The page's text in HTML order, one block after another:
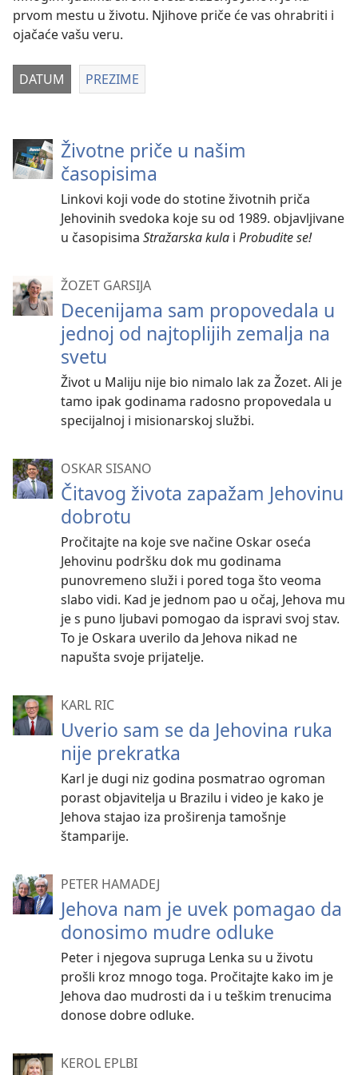
prvom mestu u životu. Njihove priče će vas ohrabriti i
ojačaće vašu veru.
DATUM PREZIME
Životne priče u našim
časopisima
Linkovi koji vode do stotine životnih priča
Jehovinih svedoka koje su od 1989. objavljivane
u časopisima Stražarska kula i Probudite se!
ŽOZET GARSIJA
Decenijama sam propovedala u
jednoj od najtoplijih zemalja na
svetu
Život u Maliju nije bio nimalo lak za Žozet. Ali je
tamo ipak godinama radosno propovedala u
specijalnoj i misionarskoj službi.
OSKAR SISANO
Čitavog života zapažam Jehovinu
dobrotu
Pročitajte na koje sve načine Oskar oseća
Jehovinu podršku dok mu godinama
punovremeno služi i pored toga što veoma
slabo vidi. Kad je jednom pao u očaj, Jehova mu
je s puno ljubavi pomogao da ispravi svoj stav.
To je Oskara uverilo da Jehova nikad ne
napušta svoje prijatelje.
KARL RIC
Uverio sam se da Jehovina ruka
nije prekratka
Karl je dugi niz godina posmatrao ogroman
porast objavitelja u Brazilu i video je kako je
Jehova stajao iza proširenja tamošnje
štamparije.
PETER HAMADEJ
Jehova nam je uvek pomagao da
donosimo mudre odluke
Peter i njegova supruga Lenka su u životu
prošli kroz mnogo toga. Pročitajte kako im je
Jehova dao mudrosti da i u teškim trenucima
donose dobre odluke.
KEROL EPLBI